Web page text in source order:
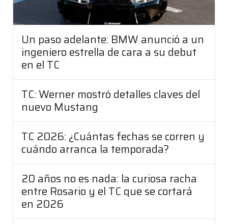
Un paso adelante: BMW anunció a un
ingeniero estrella de cara a su debut
en el TC
TC: Werner mostró detalles claves del
nuevo Mustang
TC 2026: ¿Cuántas fechas se corren y
cuándo arranca la temporada?
20 años no es nada: la curiosa racha
entre Rosario y el TC que se cortará
en 2026